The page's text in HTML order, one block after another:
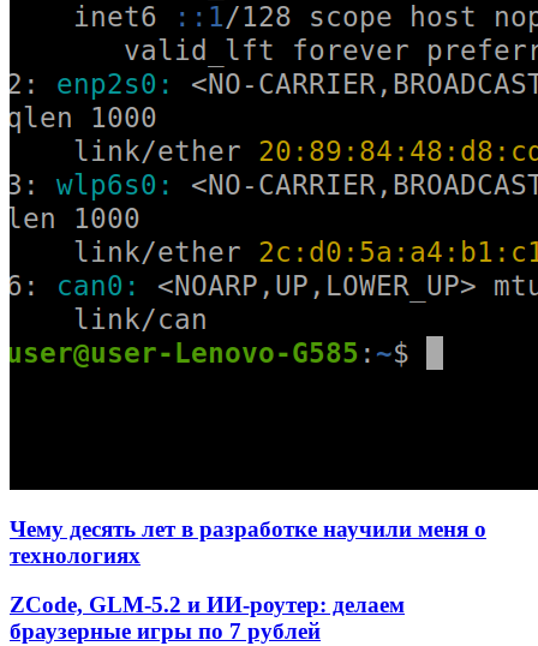
Чему десять лет в разработке научили меня о
технологиях
ZCode, GLM-5.2 и ИИ-роутер: делаем
браузерные игры по 7 рублей